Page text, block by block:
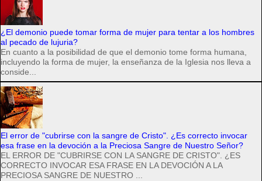
¿El demonio puede tomar forma de mujer para tentar a los hombres
al pecado de lujuria?
En cuanto a la posibilidad de que el demonio tome forma humana,
incluyendo la forma de mujer, la enseñanza de la Iglesia nos lleva a
conside...
El error de "cubrirse con la sangre de Cristo". ¿Es correcto invocar
esa frase en la devoción a la Preciosa Sangre de Nuestro Señor?
EL ERROR DE "CUBRIRSE CON LA SANGRE DE CRISTO". ¿ES
CORRECTO INVOCAR ESA FRASE EN LA DEVOCIÓN A LA
PRECIOSA SANGRE DE NUESTRO ...